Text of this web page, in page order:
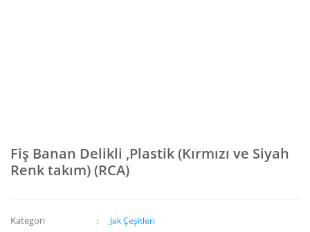
Fiş Banan Delikli ,Plastik (Kırmızı ve Siyah
Renk takım) (RCA)
Kategori Jak Çeşitleri